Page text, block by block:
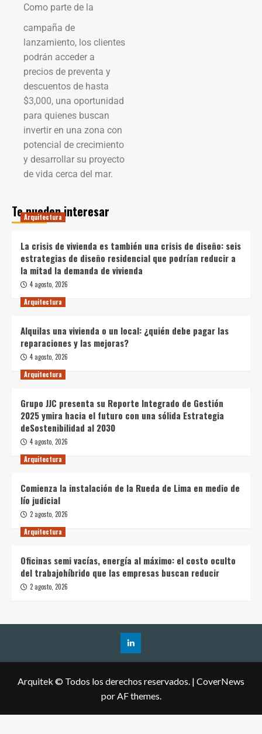
Como parte de la
campaña de
lanzamiento, los clientes
podrán acceder a
precios de preventa y
descuentos de hasta
$3,000, una oportunidad
para quienes buscan
invertir en una zona con
potencial de crecimiento
y desarrollar su proyecto
de vida cerca del mar.
Te pueden interesar
Arquitectura
La crisis de vivienda es también una crisis de diseño: seis
estrategias de diseño residencial que podrían reducir a
la mitad la demanda de vivienda
4 agosto, 2026
Arquitectura
Alquilas una vivienda o un local: ¿quién debe pagar las
reparaciones y las mejoras?
4 agosto, 2026
Arquitectura
Grupo JJC presenta su Reporte Integrado de Gestión
2025 ymira hacia el futuro con una sólida Estrategia
deSostenibilidad al 2030
4 agosto, 2026
Arquitectura
Comienza la instalación de la Rueda de Lima en medio de
lío judicial
2 agosto, 2026
Arquitectura
Oficinas semi vacías, energía al máximo: el costo oculto
del trabajohíbrido que las empresas buscan reducir
2 agosto, 2026
Arquitek © Todos los derechos reservados. | CoverNews
por AF themes.